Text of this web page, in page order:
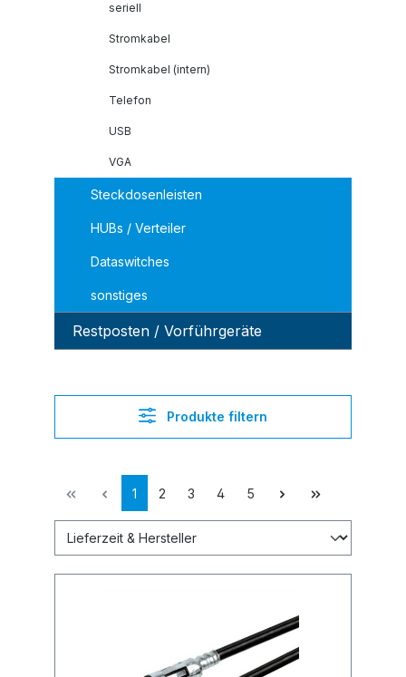
seriell
Stromkabel
Stromkabel (intern)
Telefon
USB
VGA
Steckdosenleisten
HUBs / Verteiler
Dataswitches
sonstiges
Restposten / Vorführgeräte
Produkte filtern
1 2 3 4 5